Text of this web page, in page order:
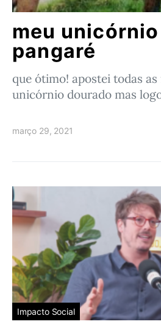
meu
pangaré
que ótimo! apostei todas
unicórnio dourado mas
março 29, 2021
Impacto Social